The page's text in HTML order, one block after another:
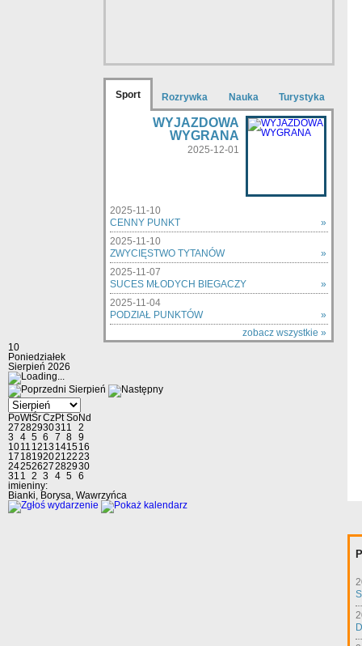
Sport Rozrywka Nauka Turystyka
WYJAZDOWA
WYGRANA
2025-12-01
2025-11-10
CENNY PUNKT
»
2025-11-10
ZWYCIĘSTWO TYTANÓW
»
2025-11-07
SUCES MŁODYCH BIEGACZY
»
2025-11-04
PODZIAŁ PUNKTÓW
»
zobacz wszystkie »
10
Poniedziałek
Sierpień 2026
Sierpień
PoWtŚrCzPt SoNd
27282930311
2
3
4 5 6 7 8 9
1011 1213 141516
17 181920212223
24252627282930
31 1 2 3 4 5 6
imieniny:
Bianki, Borysa, Wawrzyńca